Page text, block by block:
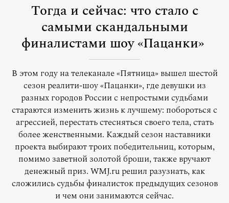
Тогда и сейчас: что стало с
самыми скандальными
финалистами шоу «Пацанки»
В этом году на телеканале «Пятница» вышел шестой
сезон реалити-шоу «Пацанки», где девушки из
разных городов России с непростыми судьбами
стараются изменить жизнь к лучшему: побороться с
агрессией, перестать стесняться своего тела, стать
более женственными. Каждый сезон наставники
проекта выбирают троих победительниц, которым,
помимо заветной золотой броши, также вручают
денежный приз. WMJ.ru решил разузнать, как
сложились судьбы финалисток предыдущих сезонов
и чем они занимаются сейчас.